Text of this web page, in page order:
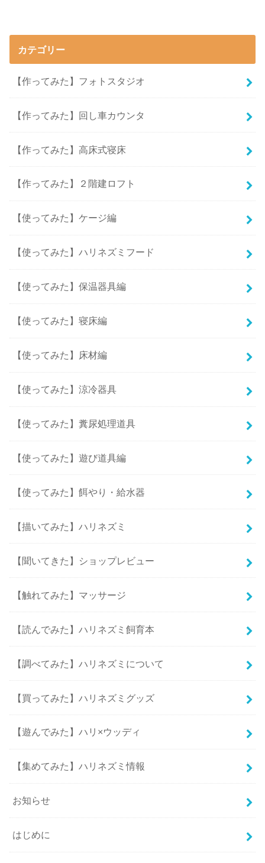
カテゴリー
【作ってみた】フォトスタジオ
【作ってみた】回し車カウンタ
【作ってみた】高床式寝床
【作ってみた】２階建ロフト
【使ってみた】ケージ編
【使ってみた】ハリネズミフード
【使ってみた】保温器具編
【使ってみた】寝床編
【使ってみた】床材編
【使ってみた】涼冷器具
【使ってみた】糞尿処理道具
【使ってみた】遊び道具編
【使ってみた】餌やり・給水器
【描いてみた】ハリネズミ
【聞いてきた】ショップレビュー
【触れてみた】マッサージ
【読んでみた】ハリネズミ飼育本
【調べてみた】ハリネズミについて
【買ってみた】ハリネズミグッズ
【遊んでみた】ハリ×ウッディ
【集めてみた】ハリネズミ情報
お知らせ
はじめに